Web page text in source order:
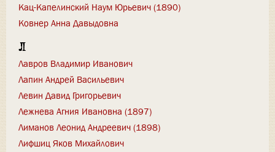
Кац-Капелинский Наум Юрьевич (1890)
Ковнер Анна Давыдовна
Л
Лавров Владимир Иванович
Лапин Андрей Васильевич
Левин Давид Григорьевич
Лежнева Агния Ивановна (1897)
Лиманов Леонид Андреевич (1898)
Лифшиц Яков Михайлович